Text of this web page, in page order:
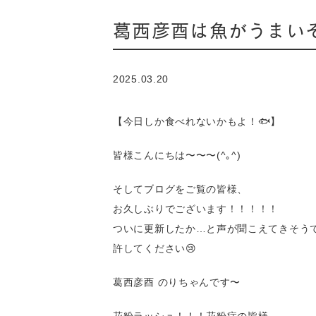
葛西彦酉は魚がうま
2025.03.20
【今日しか食べれないかもよ！🐟】
皆様こんにちは〜〜〜(^｡^)
そしてブログをご覧の皆様、
お久しぶりでございます！！！！！
ついに更新したか…と声が聞こえてきそう
許してください😢
葛西彦酉 のりちゃんです〜